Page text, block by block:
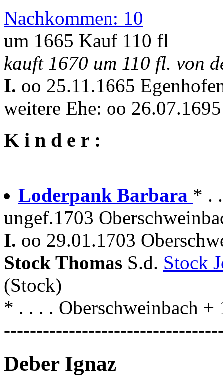
Nachkommen: 10
um 1665 Kauf 110 fl
kauft 1670 um 110 fl. von
I. oo 25.11.1665
weitere Ehe: oo
K i n d e r :
Loderpank Barbara * .
ungef.1703
I. oo 29.01.1703
Stock Thomas S.d. Stock
(Stock)
* . . . . Oberschweinbach +
Deber Ignaz